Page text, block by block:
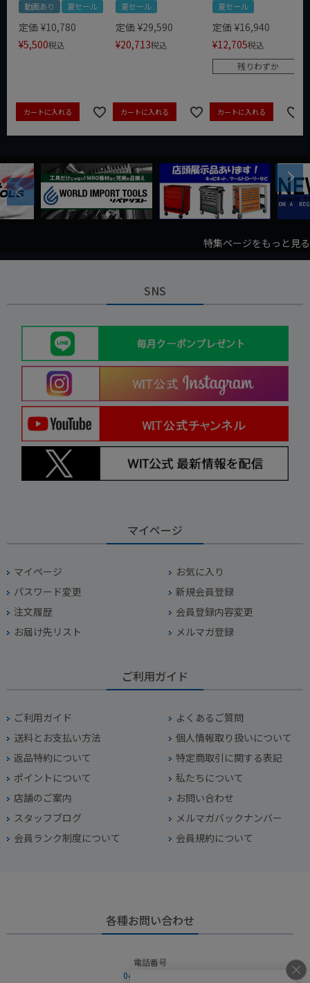
動画あり 夏セール
定価 ¥10,780
¥5,500税込
カートに入れる
夏セール
定価 ¥29,590
¥20,713税込
カートに入れる
夏セール
定価 ¥16,940
¥12,705税込
残りわずか
カートに入れる
Previous
Next
特集ページをもっと見る
SNS
マイページ
マイページ
お気に入り
パスワード変更
新規会員登録
注文履歴
会員登録内容変更
お届け先リスト
メルマガ登録
ご利用ガイド
ご利用ガイド
よくあるご質問
送料とお支払い方法
個人情報取り扱いについて
返品特約について
特定商取引に関する表記
ポイントについて
私たちについて
店舗のご案内
お問い合わせ
スタッフブログ
メルマガバックナンバー
会員ランク制度について
会員規約について
各種お問い合わせ
電話番号
045-949-2451